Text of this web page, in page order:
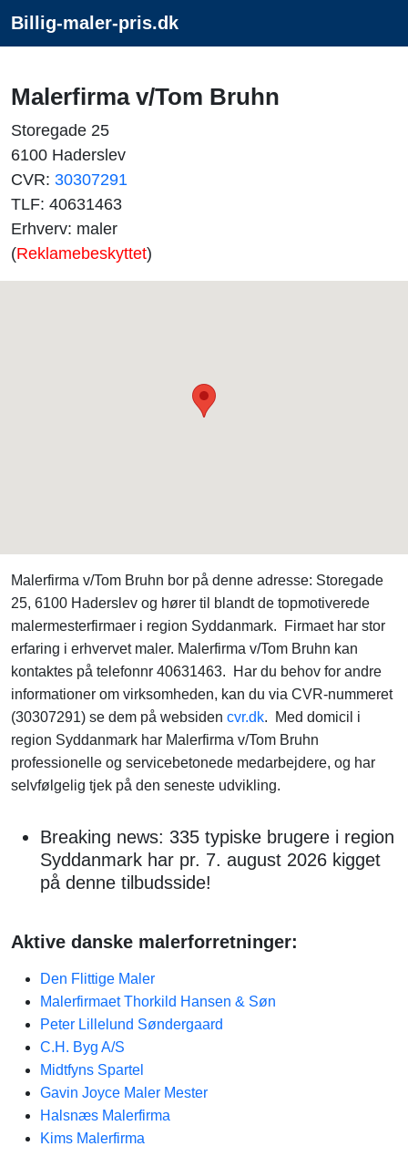
Billig-maler-pris.dk
Malerfirma v/Tom Bruhn
Storegade 25
6100 Haderslev
CVR: 30307291
TLF: 40631463
Erhverv: maler
(Reklamebeskyttet)
Malerfirma v/Tom Bruhn bor på denne adresse: Storegade
25, 6100 Haderslev og hører til blandt de topmotiverede
malermesterfirmaer i region Syddanmark. Firmaet har stor
erfaring i erhvervet maler. Malerfirma v/Tom Bruhn kan
kontaktes på telefonnr 40631463. Har du behov for andre
informationer om virksomheden, kan du via CVR-nummeret
(30307291) se dem på websiden cvr.dk. Med domicil i
region Syddanmark har Malerfirma v/Tom Bruhn
professionelle og servicebetonede medarbejdere, og har
selvfølgelig tjek på den seneste udvikling.
Breaking news: 335 typiske brugere i region
Syddanmark har pr. 7. august 2026 kigget
på denne tilbudsside!
Aktive danske malerforretninger:
Den Flittige Maler
Malerfirmaet Thorkild Hansen & Søn
Peter Lillelund Søndergaard
C.H. Byg A/S
Midtfyns Spartel
Gavin Joyce Maler Mester
Halsnæs Malerfirma
Kims Malerfirma